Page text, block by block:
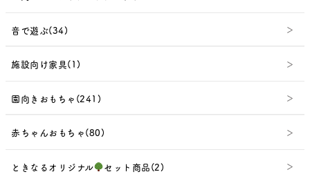
音で遊ぶ(34)
施設向け家具(1)
園向きおもちゃ(241)
赤ちゃんおもちゃ(80)
ときなるオリジナル セット商品(2)